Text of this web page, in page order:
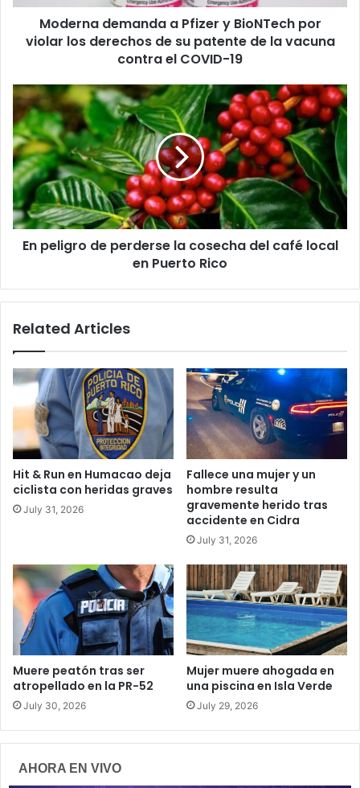
los
derechos
de
la
vacuna
contra
el
COVID-
19
Moderna demanda a Pfizer y BioNTech por
violar los derechos de su patente de la vacuna
contra el COVID-19
En
peligro
de
perderse
la
cosecha
del
café
local
enEn peligro de perderse la cosecha del café local
en Puerto Rico
Related Articles
Hit & Run en Humacao deja
ciclista con heridas graves
July 31, 2026
Fallece una mujer y un
hombre resulta
gravemente herido tras
accidente en Cidra
July 31, 2026
Muere peatón tras ser
atropellado en la PR-52
July 30, 2026
Mujer muere ahogada en
una piscina en Isla Verde
July 29, 2026
AHORA EN VIVO